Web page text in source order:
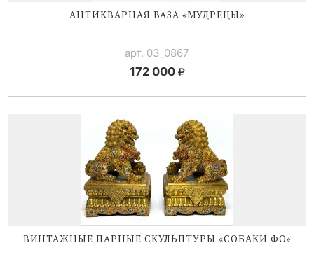
АНТИКВАРНАЯ ВАЗА «МУДРЕЦЫ»
арт. 03_0867
172 000
ВИНТАЖНЫЕ ПАРНЫЕ СКУЛЬПТУРЫ «СОБАКИ ФО»